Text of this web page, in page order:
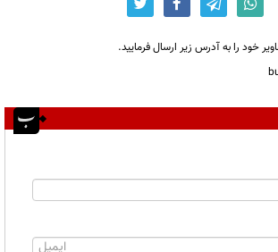
خود را به آدرس زیر ارسال فرمایید.